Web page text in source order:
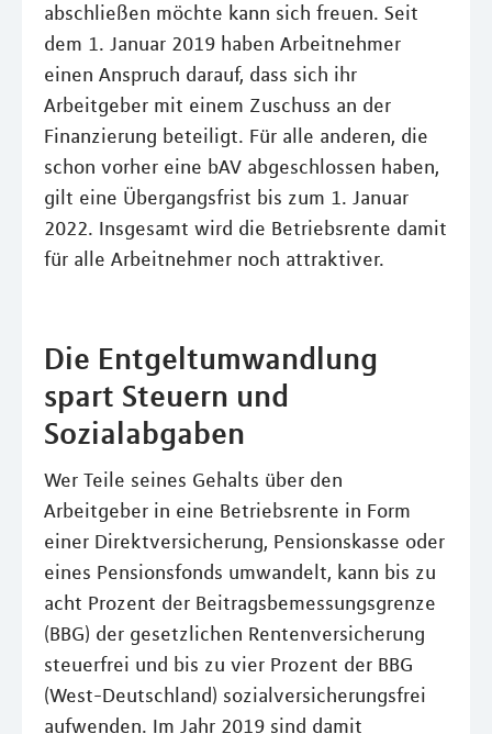
abschließen möchte kann sich freuen. Seit
dem 1. Januar 2019 haben Arbeitnehmer
einen Anspruch darauf, dass sich ihr
Arbeitgeber mit einem Zuschuss an der
Finanzierung beteiligt. Für alle anderen, die
schon vorher eine bAV abgeschlossen haben,
gilt eine Übergangsfrist bis zum 1. Januar
2022. Insgesamt wird die Betriebsrente damit
für alle Arbeitnehmer noch attraktiver.
Die Entgeltumwandlung
spart Steuern und
Sozialabgaben
Wer Teile seines Gehalts über den
Arbeitgeber in eine Betriebsrente in Form
einer Direktversicherung, Pensionskasse oder
eines Pensionsfonds umwandelt, kann bis zu
acht Prozent der Beitragsbemessungsgrenze
(BBG) der gesetzlichen Rentenversicherung
steuerfrei und bis zu vier Prozent der BBG
(West-Deutschland) sozialversicherungsfrei
aufwenden. Im Jahr 2019 sind damit